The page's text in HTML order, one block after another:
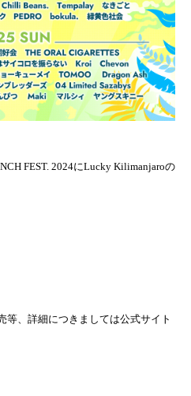
FEST. 2024にLucky Kilimanjaroの
等、詳細につきましては公式サイト